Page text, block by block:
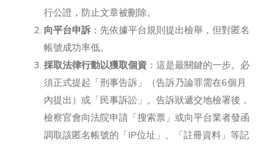
行公證，防止文章被刪除。
向平台申訴 ：先依據平台規則提出檢舉，但對匿名
帳號成功率低。
採取法律行動以獲取個資 ：這是最關鍵的一步。必
須正式提起「刑事告訴」（告訴乃論罪需在6個月
內提出）或「民事訴訟」。告訴狀遞交地檢署後，
檢察官會向法院申請「搜索票」或向平台業者發函
調取該匿名帳號的「IP位址」、「註冊資料」等記